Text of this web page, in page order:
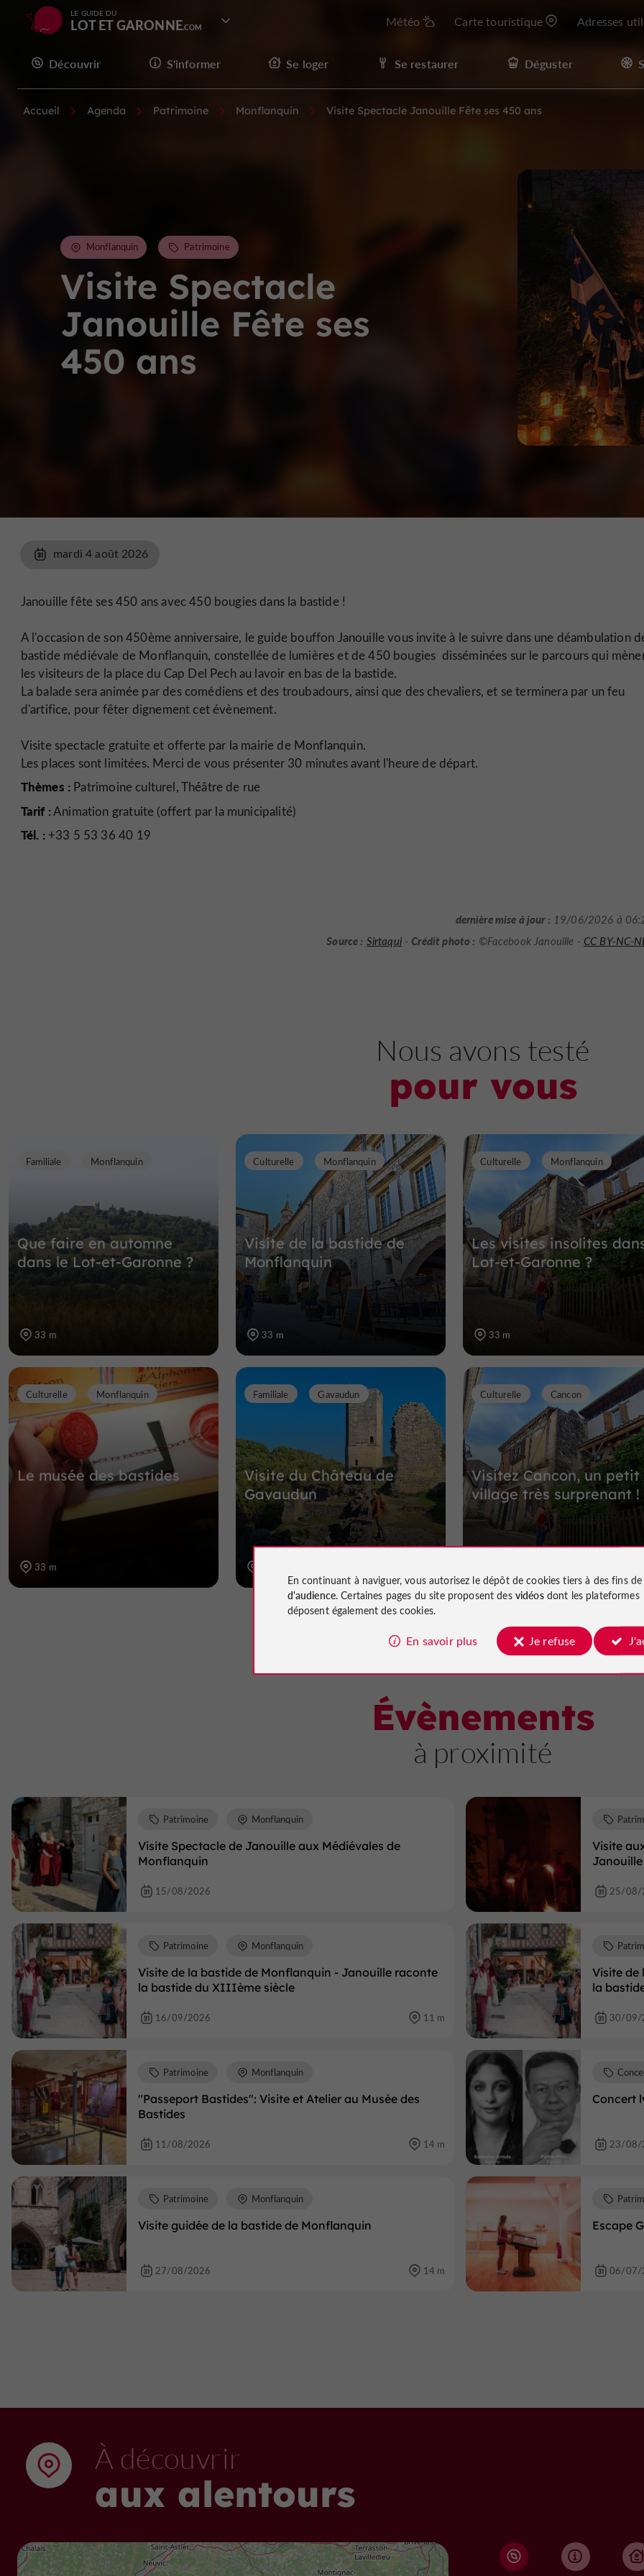
LE GUIDE DU
LOT ET GARONNE Météo Carte touristique Adresses
Découvrir S'informer Se loger Se restaurer Déguster
Accueil Agenda Patrimoine Monflanquin Visite Spectacle Janouille Fête ses 450 ans
Visite Spectacle
Janouille Fête ses
450 ans
Monflanquin Patrimoine
mardi 4 août 2026
Janouille fête ses 450 ans avec 450 bougies dans la bastide !
A l'occasion de son 450ème anniversaire, le guide bouffon Janouille vous invite à le suivre dans une déambulation
bastide médiévale de Monflanquin, constellée de lumières et de 450 bougies disséminées sur le parcours qui
les visiteurs de la place du Cap Del Pech au lavoir en bas de la bastide.
La balade sera animée par des comédiens et des troubadours, ainsi que des chevaliers, et se terminera par un feu
d'artifice, pour fêter dignement cet évènement.
Visite spectacle gratuite et offerte par la mairie de Monflanquin.
Les places sont limitées. Merci de vous présenter 30 minutes avant l'heure de départ.
Thèmes : Patrimoine culturel, Théâtre de rue
Tarif :Animation gratuite (offert par la municipalité)
Tél. :+33 5 53 36 40 19
dernière mise à jour : 19/06/2026 à
Source : Sirtaqui-Crédit photo : ©Facebook Janouille - CC BY-NC-
Nous avons testé
pour vous
Que faire en automne
dans le Lot-et-Garonne ?
Familiale Monflanquin
33 m
Visite de la bastide de
Monflanquin
Culturelle Monflanquin
33 m
Les visites insolites
Lot-et-Garonne ?
Culturelle Monflanquin
33 m
Le musée des bastides
Culturelle Monflanquin
33 m
Visite du Château de
Gavaudun
Familiale Gavaudun
Visitez Cancon, un petit
village très surprenant !
Culturelle Cancon
Voir toute la
Évènements
à proximité
Visite Spectacle de Janouille aux Médiévales de
Monflanquin
Patrimoine Monflanquin
15/08/2026
Visite
25/08/
Visite de la bastide de Monflanquin - Janouille raconte
la bastide du XIIIème siècle
Patrimoine Monflanquin
16/09/2026 11 m
Visite de
la
30/09/
"Passeport Bastides": Visite et Atelier au Musée des
Bastides
Patrimoine Monflanquin
11/08/2026 14 m
Concert
23/08/
Visite guidée de la bastide de Monflanquin
Patrimoine Monflanquin
27/08/2026 14 m
Escape
06/07/
À découvrir
aux alentours
En continuant à naviguer, vous autorisez le dépôt de cookies tiers à des fins
d'audience. Certaines pages du site proposent des vidéosdont les plateformes
déposent également des cookies.
En savoir plus Je refuse